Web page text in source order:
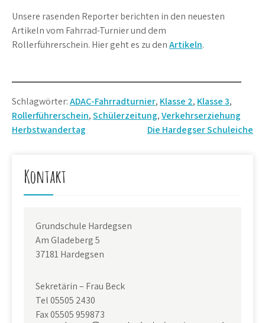
Unsere rasenden Reporter berichten in den neuesten
Artikeln vom Fahrrad-Turnier und dem
Rollerführerschein. Hier geht es zu denArtikeln.
Schlagwörter:ADAC-Fahrradturnier, Klasse 2, Klasse 3,
Rollerführerschein,Schülerzeitung,Verkehrserziehung
Beitragsnavigation
Herbstwandertag Die Hardegser Schuleiche
Kontakt
Grundschule Hardegsen
Am Gladeberg 5
37181 Hardegsen
Sekretärin – Frau Beck
Tel 05505 2430
Fax 05505 959873